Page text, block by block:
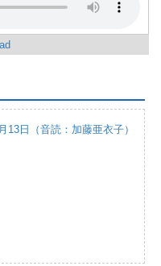
13日（音読：加藤亜衣子）